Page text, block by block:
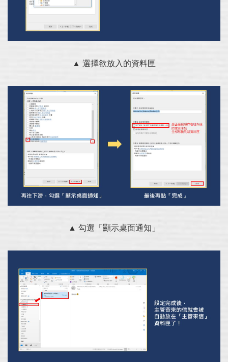
▲ 選擇欲放入的資料匣
▲ 勾選「顯示桌面通知」